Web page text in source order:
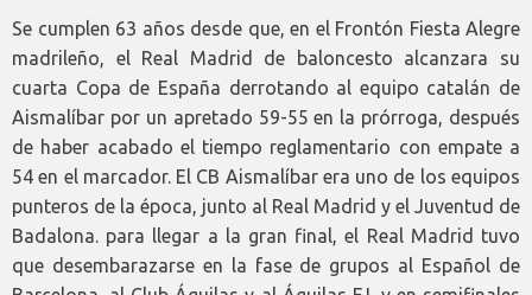
Se cumplen 63 años desde que, en el Frontón Fiesta Alegre
madrileño, el Real Madrid de baloncesto alcanzara su
cuarta Copa de España derrotando al equipo catalán de
Aismalíbar por un apretado 59-55 en la prórroga, después
de haber acabado el tiempo reglamentario con empate a
54 en el marcador. El CB Aismalíbar era uno de los equipos
punteros de la época, junto al Real Madrid y el Juventud de
Badalona. para llegar a la gran final, el Real Madrid tuvo
que desembarazarse en la fase de grupos al Español de